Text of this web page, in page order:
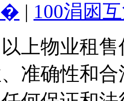
� | 100涓囦
以上物业租
准确性和